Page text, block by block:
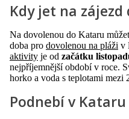
Kdy jet na
Na dovolenou do Kataru
doba pro dovolenou na pláži v
aktivity je od začátku
nejpříjemnější období v roce.
horko a voda s teplotami mezi
Podnebí v Kataru